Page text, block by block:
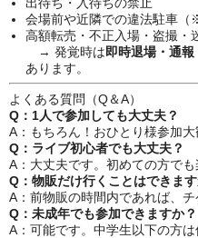
会場前や近隣での違法駐車（
高額転売・不正入場・盗撮・
→ 発覚時は即時退場・通
あります。
よくある質問（Q＆A）
Q：1人で参加しても大丈夫？
A：もちろん！おひとり様参加大
Q：ライブ初心者でも大丈夫？
A：大丈夫です。初めての方で
Q：物販だけ行くことはできます
A：前物販の時間内であれば、
Q：未成年でも参加できますか？
A：可能です。中学生以下の方は